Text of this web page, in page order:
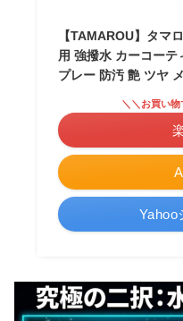
【TAMAROU】タマ
用 強撥水 カーコー
プレー 防汚 艶 ツヤ
＼＼お買い
Yahoo